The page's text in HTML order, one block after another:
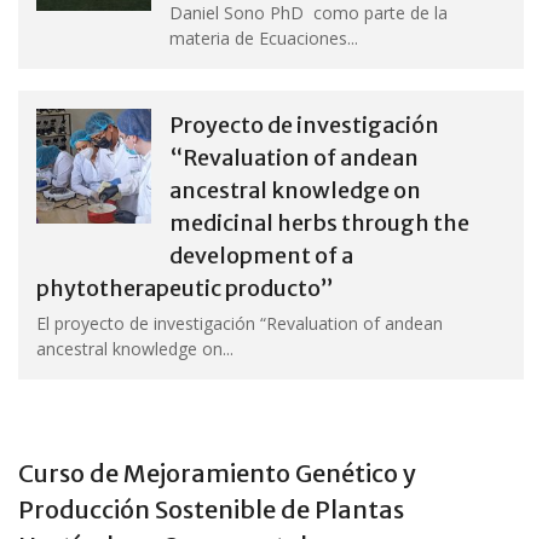
Daniel Sono PhD como parte de la
materia de Ecuaciones...
Proyecto de investigación
“Revaluation of andean
ancestral knowledge on
medicinal herbs through the
development of a
phytotherapeutic producto”
El proyecto de investigación “Revaluation of andean
ancestral knowledge on...
Curso de Mejoramiento Genético y
Producción Sostenible de Plantas